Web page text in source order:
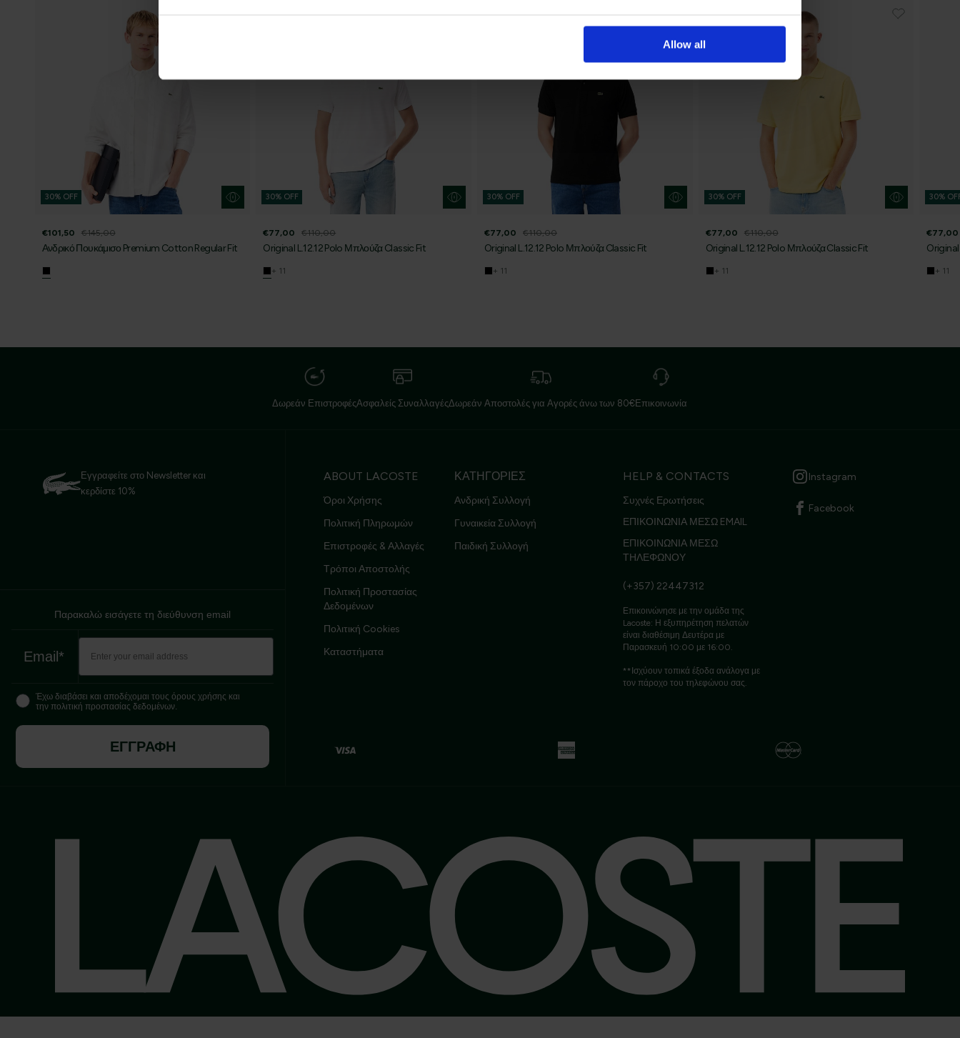
Allow all
30% OFF
€101,50 €145,00
Ανδρικό Πουκάμισο Premium Cotton Regular Fit
30% OFF
€77,00 €110,00
Original L.12.12 Polo Μπλούζα Classic Fit
+ 11
30% OFF
€77,00 €110,00
Original L.12.12 Polo Μπλούζα Classic Fit
+ 11
30% OFF
€77,00 €110,00
Original L.12.12 Polo Μπλούζα Classic Fit
+ 11
30%
€77,00
Original
+ 11
Δωρεάν ΕπιστροφέςΑσφαλείς ΣυναλλαγέςΔωρεάν Αποστολές για Αγορές άνω των 80€Επικοινωνία
Εγγραφείτε στο Newsletter και
κερδίστε 10%
Παρακαλώ εισάγετε τη διεύθυνση email
Email*
Έχω διαβάσει και αποδέχομαι τους όρους χρήσης και
την πολιτική προστασίας δεδομένων.
ΕΓΓΡΑΦΗ
ABOUT LACOSTE
Όροι Χρήσης
Πολιτική Πληρωμών
Επιστροφές & Αλλαγές
Τρόποι Αποστολής
Πολιτική Προστασίας
Δεδομένων
Πολιτική Cookies
Καταστήματα
ΚΑΤΗΓΟΡΙΕΣ
Ανδρική Συλλογή
Γυναικεία Συλλογή
Παιδική Συλλογή
HELP & CONTACTS
Συχνές Ερωτήσεις
ΕΠΙΚΟΙΝΩΝΙΑ ΜΕΣΩ EMAIL
ΕΠΙΚΟΙΝΩΝΙΑ ΜΕΣΩ
ΤΗΛΕΦΩΝΟΥ
(+357) 22447312
Επικοινώνησε με την ομάδα της
Lacoste: Η εξυπηρέτηση πελατών
είναι διαθέσιμη Δευτέρα με
Παρασκευή 10:00 με 16:00.
**Ισχύουν τοπικά έξοδα ανάλογα με
τον πάροχο του τηλεφώνου σας.
Instagram
Facebook
Όρους Χρήσηςκαι στηνΠολιτική Προστασίας
Δεδομένων.
'Οχι, ευχαριστώ